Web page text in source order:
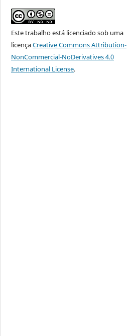
Este trabalho está licenciado sob uma
licençaCreative Commons Attribution-
NonCommercial-NoDerivatives 4.0
International License.